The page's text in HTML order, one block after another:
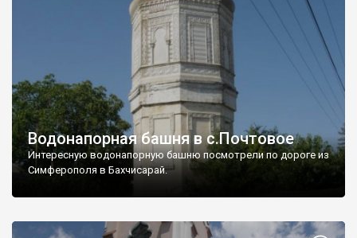
Водонапорная башня в с.Почтовое
Интересную водонапорную башню посмотрели по дороге из
Симферополя в Бахчисарай.